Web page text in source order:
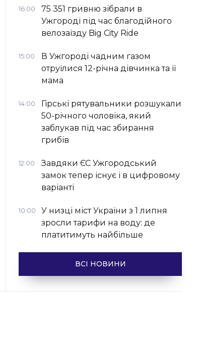
16:00
75 351 гривню зібрали в
Ужгороді під час благодійного
велозаїзду Big Сity Ride
15:00
В Ужгороді чадним газом
отруїлися 12-річна дівчинка та її
мама
14:00
Гірські рятувальники розшукали
50-річного чоловіка, який
заблукав під час збирання
грибів
12:00
Завдяки ЄС Ужгородський
замок тепер існує і в цифровому
варіанті
10:00
У низці міст України з 1 липня
зросли тарифи на воду: де
платитимуть найбільше
ВСІ НОВИНИ